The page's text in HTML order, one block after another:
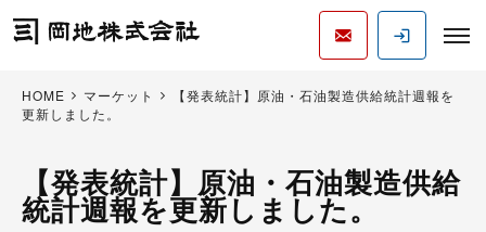
HOME マーケット
【発表統計】原油・石油製造供給統計週報を
更新しました。
【発表統計】原油・石油製造供給
統計週報を更新しました。